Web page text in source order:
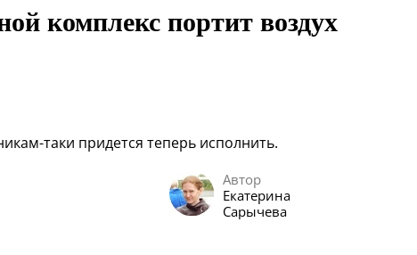
комплекс портит воздух
таки придется теперь исполнить.
Автор
Екатерина
Сарычева